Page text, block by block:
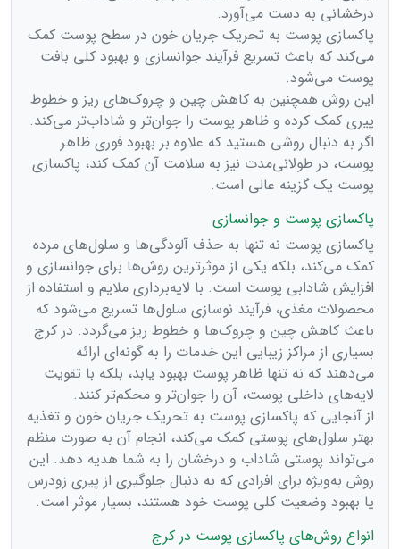
درخشانی به دست می‌آورد.
پاکسازی پوست به تحریک جریان خون در سطح پوست کمک
می‌کند که باعث تسریع فرآیند جوانسازی و بهبود کلی بافت
پوست می‌شود.
این روش همچنین به کاهش چین و چروک‌های ریز و خطوط
پیری کمک کرده و ظاهر پوست را جوان‌تر و شاداب‌تر می‌کند.
اگر به دنبال روشی هستید که علاوه بر بهبود فوری ظاهر
پوست، در طولانی‌مدت نیز به سلامت آن کمک کند، پاکسازی
پوست یک گزینه عالی است.
پاکسازی پوست و جوانسازی
پاکسازی پوست نه تنها به حذف آلودگی‌ها و سلول‌های مرده
کمک می‌کند، بلکه یکی از موثرترین روش‌ها برای جوانسازی و
افزایش شادابی پوست است. با لایه‌برداری ملایم و استفاده از
محصولات مغذی، فرآیند نوسازی سلول‌ها تسریع می‌شود که
باعث کاهش چین و چروک‌ها و خطوط ریز می‌گردد. در کرج
بسیاری از مراکز زیبایی این خدمات را به گونه‌ای ارائه
می‌دهند که نه تنها ظاهر پوست بهبود یابد، بلکه با تقویت
لایه‌های داخلی پوست، آن را جوان‌تر و محکم‌تر کنند.
از آنجایی که پاکسازی پوست به تحریک جریان خون و تغذیه
بهتر سلول‌های پوستی کمک می‌کند، انجام آن به صورت منظم
می‌تواند پوستی شاداب و درخشان را به شما هدیه دهد. این
روش به‌ویژه برای افرادی که به دنبال جلوگیری از پیری زودرس
یا بهبود وضعیت کلی پوست خود هستند، بسیار موثر است.
انواع روش‌های پاکسازی پوست در کرج